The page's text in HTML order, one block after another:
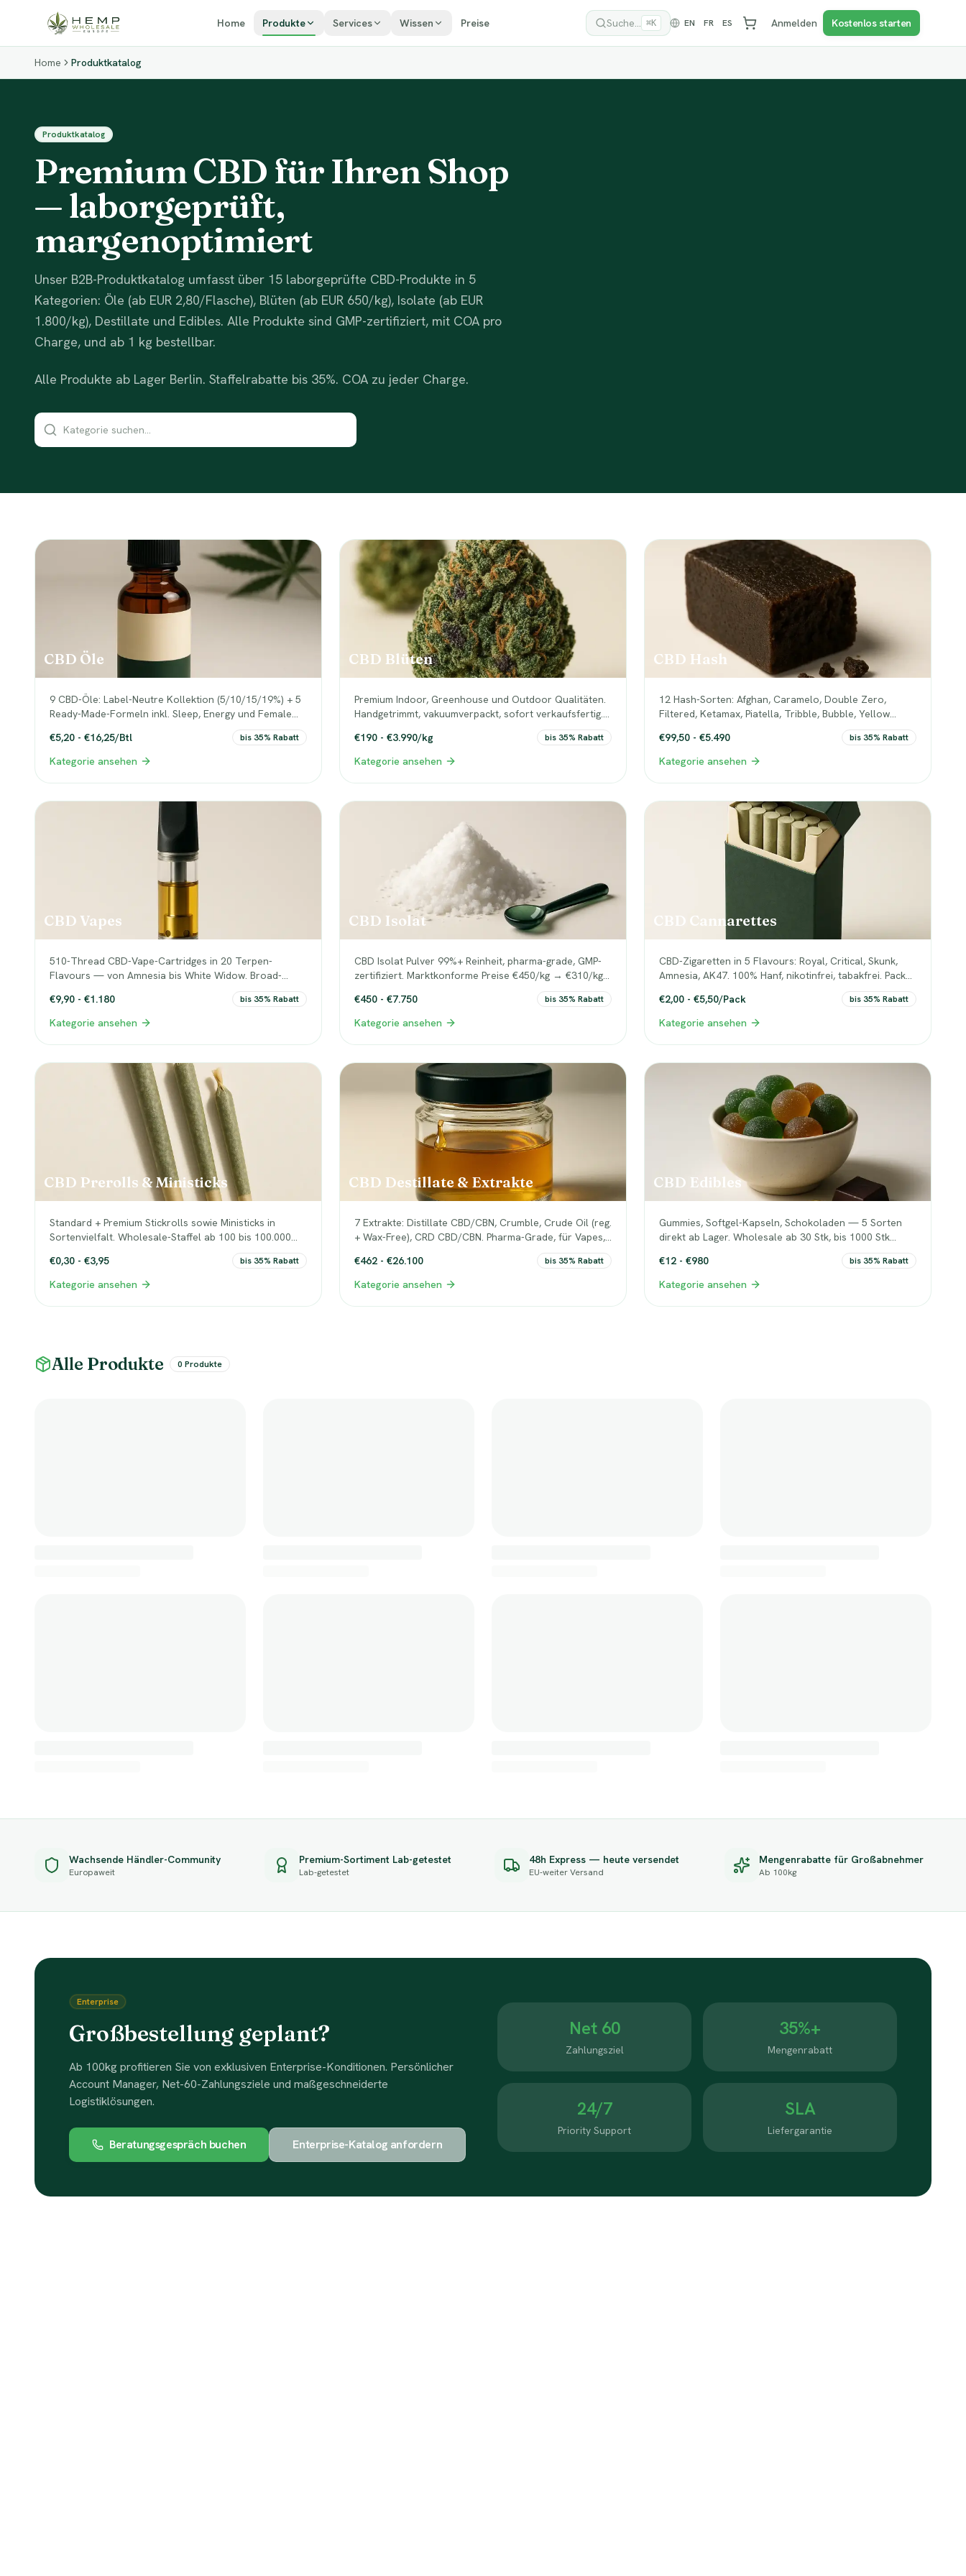
Home Produkte Services Wissen Preise Suche... ⌘K EN FR ES Anmelden Kostenlos starten
Home Produktkatalog
Produktkatalog
Premium CBD für Ihren Shop
— laborgeprüft,
margenoptimiert
Unser B2B-Produktkatalog umfasst über 15 laborgeprüfte CBD-Produkte in 5
Kategorien: Öle (ab EUR 2,80/Flasche), Blüten (ab EUR 650/kg), Isolate (ab EUR
1.800/kg), Destillate und Edibles. Alle Produkte sind GMP-zertifiziert, mit COA pro
Charge, und ab 1 kg bestellbar.
Alle Produkte ab Lager Berlin. Staffelrabatte bis 35%. COA zu jeder Charge.
CBD Öle
9 CBD-Öle: Label-Neutre Kollektion (5/10/15/19%) + 5
Ready-Made-Formeln inkl. Sleep, Energy und Female
€5,20 - €16,25/Btl bis 35% Rabatt
Kategorie ansehen
CBD Blüten
Premium Indoor, Greenhouse und Outdoor Qualitäten.
Handgetrimmt, vakuumverpackt, sofort verkaufsfertig.
€190 - €3.990/kg bis 35% Rabatt
Kategorie ansehen
CBD Hash
12 Hash-Sorten: Afghan, Caramelo, Double Zero,
Filtered, Ketamax, Piatella, Tribble, Bubble, Yellow
Pollen, Dry Shift plus Moonrocks und Colorrocks. Lab-
getestet, EU-konform.
€99,50 - €5.490 bis 35% Rabatt
Kategorie ansehen
CBD Vapes
510-Thread CBD-Vape-Cartridges in 20 Terpen-
Flavours — von Amnesia bis White Widow. Broad-
Spectrum, 500mg CBD pro 1ml-Cartridge, EU-konform.
€9,90 - €1.180 bis 35% Rabatt
Kategorie ansehen
CBD Isolat
CBD Isolat Pulver 99%+ Reinheit, pharma-grade, GMP-
zertifiziert. Marktkonforme Preise €450/kg → €310/kg
€450 - €7.750 bis 35% Rabatt
Kategorie ansehen
CBD Cannarettes
CBD-Zigaretten in 5 Flavours: Royal, Critical, Skunk,
Amnesia, AK47. 100% Hanf, nikotinfrei, tabakfrei. Packs
€2,00 - €5,50/Pack bis 35% Rabatt
Kategorie ansehen
CBD Prerolls & Ministicks
Standard + Premium Stickrolls sowie Ministicks in
Sortenvielfalt. Wholesale-Staffel ab 100 bis 100.000
Stück. Wiederverkaufsfertig oder White-Label.
€0,30 - €3,95 bis 35% Rabatt
Kategorie ansehen
CBD Destillate & Extrakte
7 Extrakte: Distillate CBD/CBN, Crumble, Crude Oil (reg.
+ Wax-Free), CRD CBD/CBN. Pharma-Grade, für Vapes,
€462 - €26.100 bis 35% Rabatt
Kategorie ansehen
CBD Edibles
Gummies, Softgel-Kapseln, Schokoladen — 5 Sorten
direkt ab Lager. Wholesale ab 30 Stk, bis 1000 Stk
€12 - €980 bis 35% Rabatt
Kategorie ansehen
Alle Produkte 0 Produkte
Wachsende Händler-Community
Europaweit
Premium-Sortiment Lab-getestet
Lab-getestet
48h Express — heute versendet
EU-weiter Versand
Mengenrabatte für Großabnehmer
Ab 100kg
Enterprise
Großbestellung geplant?
Ab 100kg profitieren Sie von exklusiven Enterprise-Konditionen. Persönlicher
Account Manager, Net-60-Zahlungsziele und maßgeschneiderte
Logistiklösungen.
Beratungsgespräch buchen Enterprise-Katalog anfordern
Net 60
Zahlungsziel
35%+
Mengenrabatt
24/7
Priority Support
SLA
Liefergarantie